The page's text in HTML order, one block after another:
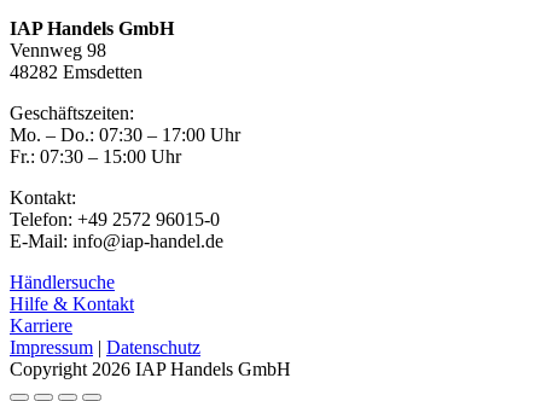
IAP Handels GmbH
Vennweg 98
48282 Emsdetten
Geschäftszeiten:
Mo. – Do.: 07:30 – 17:00 Uhr
Fr.: 07:30 – 15:00 Uhr
Kontakt:
Telefon: +49 2572 96015-0
E-Mail: info@iap-handel.de
Händlersuche
Hilfe & Kontakt
Karriere
Impressum | Datenschutz
Copyright 2026 IAP Handels GmbH